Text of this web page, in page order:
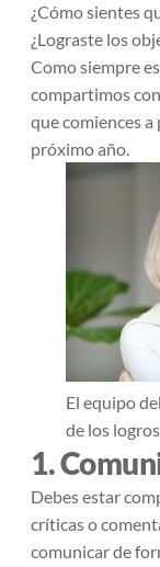
¿Cómo sientes
¿Lograste los
Como siempre
compartimos
que comiences
próximo año.
El equipo
de los
1.
Debes estar
críticas o
comunicar de